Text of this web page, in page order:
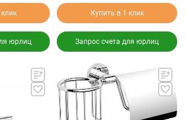
юрлиц
Купить в 1 клик
Запрос счета для юрлиц